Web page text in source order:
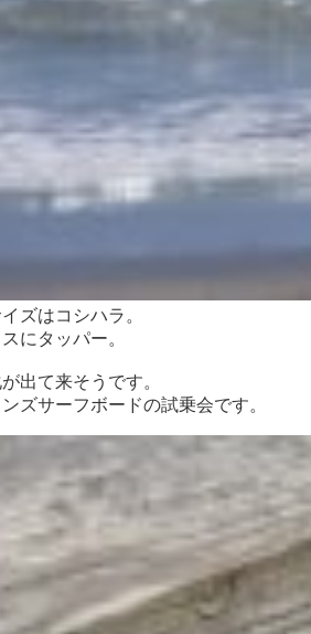
ズはコシハラ。
にタッパー。
出て来そうです。
ズサーフボードの試乗会です。